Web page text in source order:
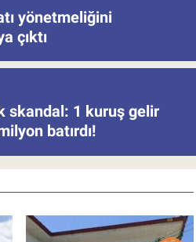
yönetmeliğini
çıktı
skandal: 1 kuruş gelir
batırdı!